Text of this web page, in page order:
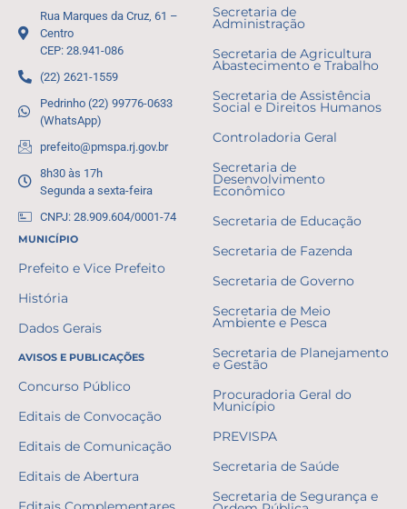
Rua Marques da Cruz, 61 –
Centro
CEP: 28.941-086
(22) 2621-1559
Pedrinho (22) 99776-0633
(WhatsApp)
prefeito@pmspa.rj.gov.br
8h30 às 17h
Segunda a sexta-feira
CNPJ: 28.909.604/0001-74
MUNICÍPIO
Prefeito e Vice Prefeito
História
Dados Gerais
AVISOS E PUBLICAÇÕES
Concurso Público
Editais de Convocação
Editais de Comunicação
Editais de Abertura
Editais Complementares
Secretaria de
Administração
Secretaria de Agricultura
Abastecimento e Trabalho
Secretaria de Assistência
Social e Direitos Humanos
Controladoria Geral
Secretaria de
Desenvolvimento
Econômico
Secretaria de Educação
Secretaria de Fazenda
Secretaria de Governo
Secretaria de Meio
Ambiente e Pesca
Secretaria de Planejamento
e Gestão
Procuradoria Geral do
Município
PREVISPA
Secretaria de Saúde
Secretaria de Segurança e